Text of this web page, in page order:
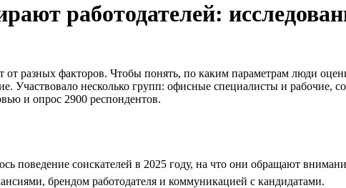
работодателей:
от разных факторов. Чтобы понять, по каким параметрам люди
Участвовало несколько групп: офисные специалисты и рабочие,
и опрос 2900 респондентов.
поведение соискателей в 2025 году, на что они обращают
брендом работодателя и коммуникацией с кандидатами.